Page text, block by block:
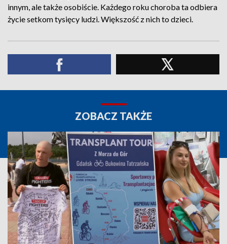
innym, ale także osobiście. Każdego roku choroba ta odbiera
życie setkom tysięcy ludzi. Większość z nich to dzieci.
ZOBACZ TAKŻE